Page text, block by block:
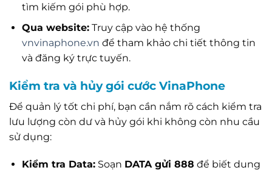
tìm kiếm gói phù hợp.
Qua website:Truy cập vào hệ thống
vnvinaphone.vn để tham khảo chi tiết thông tin
và đăng ký trực tuyến.
Kiểm tra và hủy gói cước VinaPhone
Để quản lý tốt chi phí, bạn cần nắm rõ cách kiểm tra
lưu lượng còn dư và hủy gói khi không còn nhu cầu
sử dụng:
Kiểm tra Data:Soạn DATA gửi 888 để biết dung